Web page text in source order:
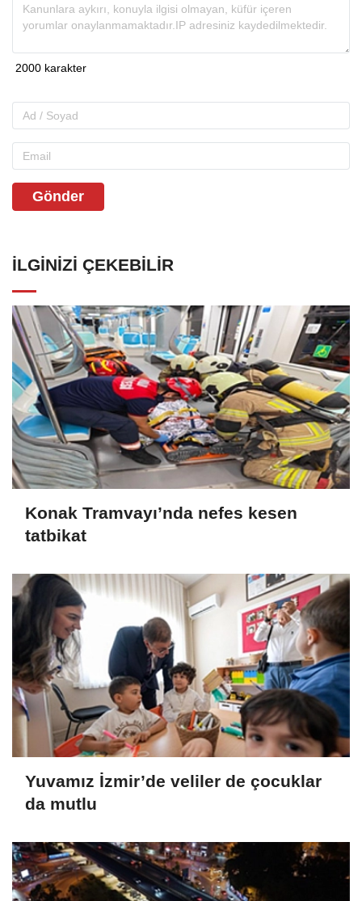
Gönder
İLGINIZI ÇEKEBILIR
Konak Tramvayı’nda nefes kesen
tatbikat
Yuvamız İzmir’de veliler de çocuklar
da mutlu